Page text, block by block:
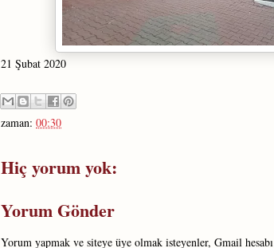
21 Şubat 2020
zaman: 00:30
Hiç yorum yok:
Yorum Gönder
Yorum yapmak ve siteye üye olmak isteyenler, Gmail